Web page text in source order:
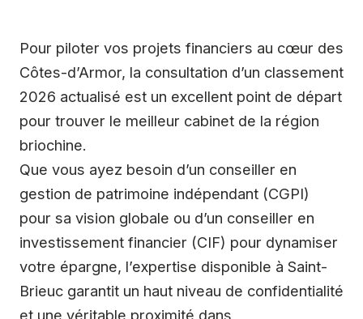
Pour piloter vos projets financiers au cœur des
Côtes-d’Armor, la consultation d’un classement
2026 actualisé est un excellent point de départ
pour trouver le meilleur cabinet de la région
briochine.
Que vous ayez besoin d’un conseiller en
gestion de patrimoine indépendant (CGPI)
pour sa vision globale ou d’un conseiller en
investissement financier (CIF) pour dynamiser
votre épargne, l’expertise disponible à Saint-
Brieuc garantit un haut niveau de confidentialité
et une véritable proximité dans